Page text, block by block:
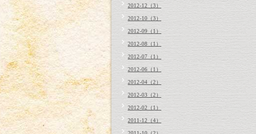
2012-12（3）
2012-10（3）
2012-09（1）
2012-08（1）
2012-07（1）
2012-06（1）
2012-04（2）
2012-03（2）
2012-02（1）
2011-12（4）